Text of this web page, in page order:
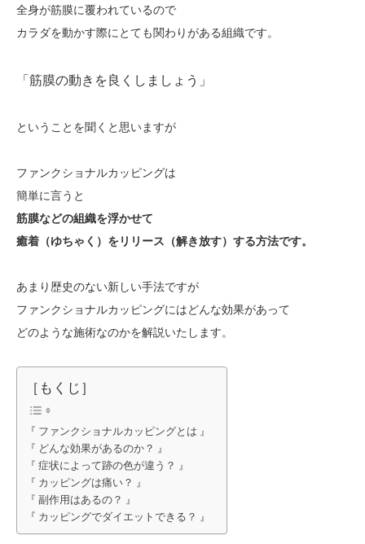
全身が筋膜に覆われているので
カラダを動かす際にとても関わりがある組織です。
「筋膜の動きを良くしましょう」
ということを聞くと思いますが
ファンクショナルカッピングは
簡単に言うと
筋膜などの組織を浮かせて
癒着（ゆちゃく）をリリース（解き放す）する方法です。
あまり歴史のない新しい手法ですが
ファンクショナルカッピングにはどんな効果があって
どのような施術なのかを解説いたします。
［もくじ］
『 ファンクショナルカッピングとは 』
『 どんな効果があるのか？ 』
『 症状によって跡の色が違う？ 』
『 カッピングは痛い？ 』
『 副作用はあるの？ 』
『 カッピングでダイエットできる？ 』